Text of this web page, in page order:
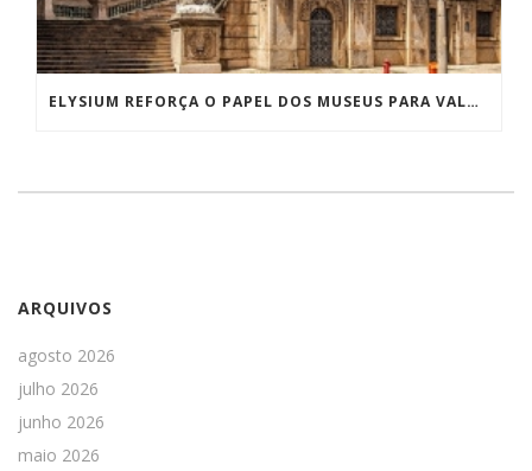
ELYSIUM REFORÇA O PAPEL DOS MUSEUS PARA VALORIZAÇÃO DA HISTÓRIA E DA CULTURA
ARQUIVOS
agosto 2026
julho 2026
junho 2026
maio 2026